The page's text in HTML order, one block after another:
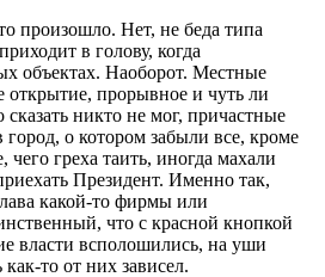
произошло. Нет, не беда типа
в голову, когда
объектах. Наоборот. Местные
открытие, прорывное и чуть ли
никто не мог, причастные
город, о котором забыли все, кроме
греха таить, иногда махали
Президент. Именно так,
какой-то фирмы или
что с красной кнопкой
власти всполошились, на уши
то от них зависел.